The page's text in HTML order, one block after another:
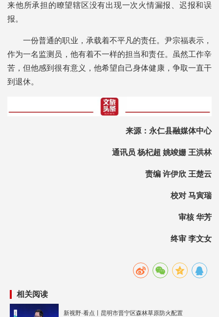
来他所承担的瞭望辖区没有出现一次火情漏报、迟报和误
报。
一份普通的职业，承载着不平凡的责任。尹宗福表示，
作为一名监测员，他有着不一样的担当和责任。虽然工作辛
苦，但他感到很有意义，他希望自己身体健康，争取一直干
到退休。
来源：永仁县融媒体中心
通讯员 杨杞超 姚竣姗 王洪林
责编 许伊欣 王楚云
校对 马寅瑞
审核 华芳
终审 李文女
相关阅读
新视野·看点丨昆明市晋宁区森林草原防火配置